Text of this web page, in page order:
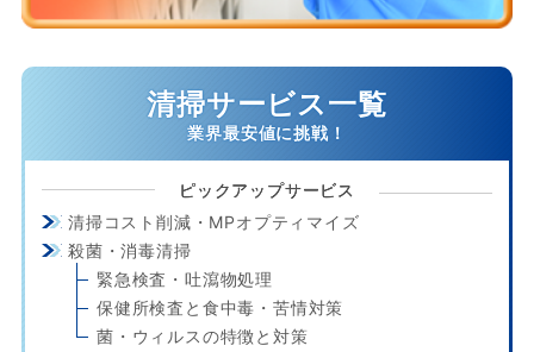
清掃サービス一覧
ピックアップサービス
清掃コスト削減・MPオプティマイズ
殺菌・消毒清掃
緊急検査・吐瀉物処理
保健所検査と食中毒・苦情対策
菌・ウィルスの特徴と対策